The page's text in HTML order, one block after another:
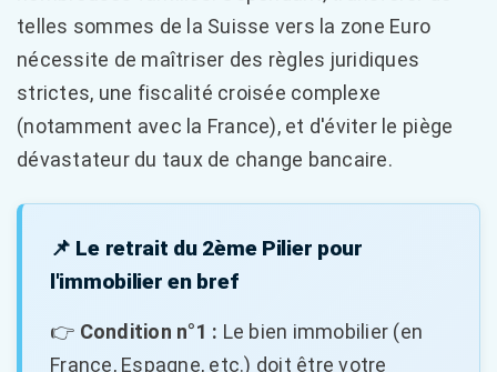
telles sommes de la Suisse vers la zone Euro
nécessite de maîtriser des règles juridiques
strictes, une fiscalité croisée complexe
(notamment avec la France), et d'éviter le piège
dévastateur du taux de change bancaire.
📌 Le retrait du 2ème Pilier pour
l'immobilier en bref
👉 Condition n°1 : Le bien immobilier (en
France, Espagne, etc.) doit être votre